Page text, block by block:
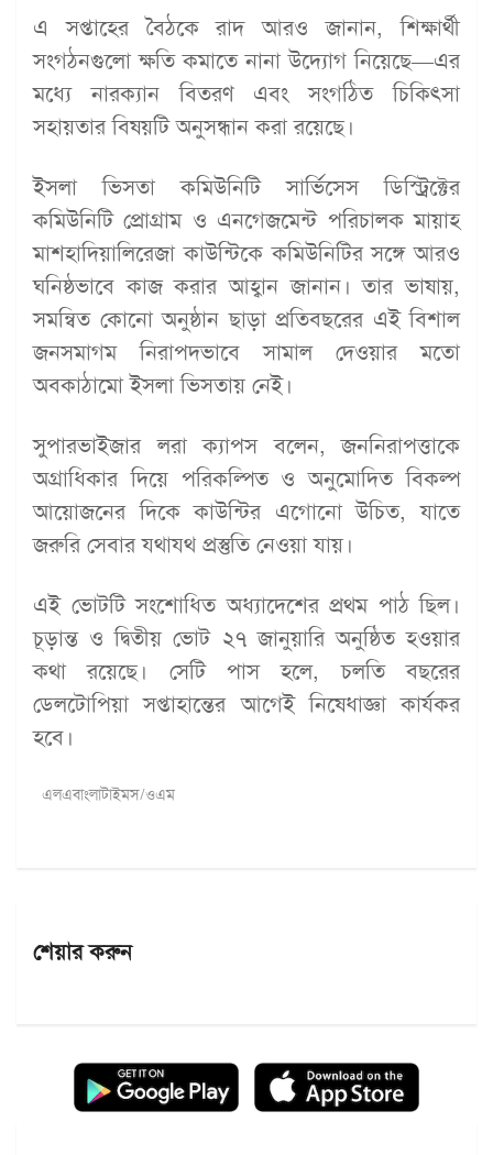
এ সপ্তাহের বৈঠকে রাদ আরও জানান, শিক্ষার্থী
সংগঠনগুলো ক্ষতি কমাতে নানা উদ্যোগ নিয়েছে—এর
মধ্যে নারক্যান বিতরণ এবং সংগঠিত চিকিৎসা
সহায়তার বিষয়টি অনুসন্ধান করা রয়েছে।
ইসলা ভিসতা কমিউনিটি সার্ভিসেস ডিস্ট্রিক্টের
কমিউনিটি প্রোগ্রাম ও এনগেজমেন্ট পরিচালক মায়াহ
মাশহাদিয়ালিরেজা কাউন্টিকে কমিউনিটির সঙ্গে আরও
ঘনিষ্ঠভাবে কাজ করার আহ্বান জানান। তার ভাষায়,
সমন্বিত কোনো অনুষ্ঠান ছাড়া প্রতিবছরের এই বিশাল
জনসমাগম নিরাপদভাবে সামাল দেওয়ার মতো
অবকাঠামো ইসলা ভিসতায় নেই।
সুপারভাইজার লরা ক্যাপস বলেন, জননিরাপত্তাকে
অগ্রাধিকার দিয়ে পরিকল্পিত ও অনুমোদিত বিকল্প
আয়োজনের দিকে কাউন্টির এগোনো উচিত, যাতে
জরুরি সেবার যথাযথ প্রস্তুতি নেওয়া যায়।
এই ভোটটি সংশোধিত অধ্যাদেশের প্রথম পাঠ ছিল।
চূড়ান্ত ও দ্বিতীয় ভোট ২৭ জানুয়ারি অনুষ্ঠিত হওয়ার
কথা রয়েছে। সেটি পাস হলে, চলতি বছরের
ডেলটোপিয়া সপ্তাহান্তের আগেই নিষেধাজ্ঞা কার্যকর
হবে।
এলএবাংলাটাইমস/ওএম
শেয়ার করুন